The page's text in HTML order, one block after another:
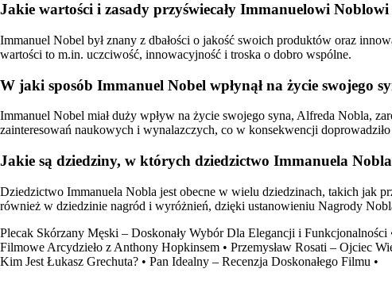
Jakie wartości i zasady przyświecały Immanuelowi Noblowi
Immanuel Nobel był znany z dbałości o jakość swoich produktów oraz
wartości to m.in. uczciwość, innowacyjność i troska o dobro wspólne.
W jaki sposób Immanuel Nobel wpłynął na życie swojego
Immanuel Nobel miał duży wpływ na życie swojego syna, Alfreda Nobla,
zainteresowań naukowych i wynalazczych, co w konsekwencji
Jakie są dziedziny, w których dziedzictwo Immanuela Nobla
Dziedzictwo Immanuela Nobla jest obecne w wielu dziedzinach, takich jak
również w dziedzinie nagród i wyróżnień, dzięki ustanowieniu Nagrody
Plecak Skórzany Męski – Doskonały Wybór Dla Elegancji i Funkcjonalności
Filmowe Arcydzieło z Anthony Hopkinsem • Przemysław Rosati – Ojciec
Kim Jest Łukasz Grechuta? • Pan Idealny – Recenzja Doskonałego Filmu •